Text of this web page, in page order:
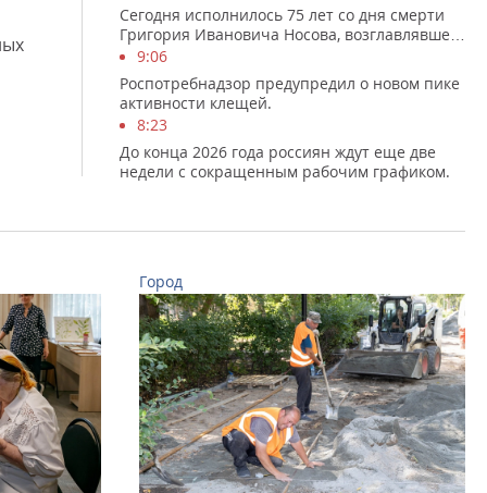
Сегодня исполнилось 75 лет со дня смерти
Григория Ивановича Носова, возглавлявшего
Магнито...
9:06
Роспотребнадзор предупредил о новом пике
активности клещей.
8:23
До конца 2026 года россиян ждут еще две
недели с сокращенным рабочим графиком.
Город